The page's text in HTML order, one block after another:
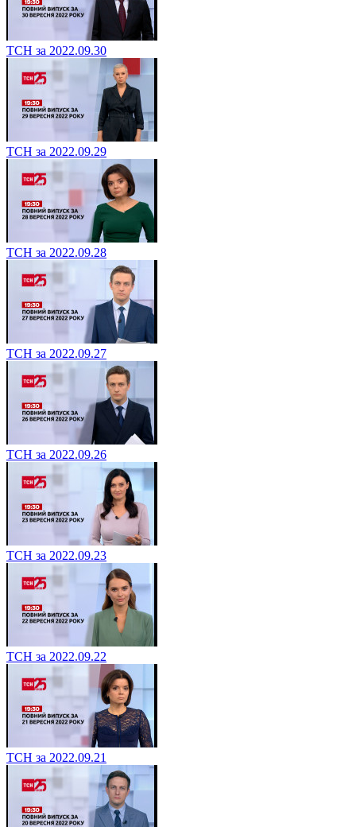
ТСН за 2022.09.30
ТСН за 2022.09.29
ТСН за 2022.09.28
ТСН за 2022.09.27
ТСН за 2022.09.26
ТСН за 2022.09.23
ТСН за 2022.09.22
ТСН за 2022.09.21